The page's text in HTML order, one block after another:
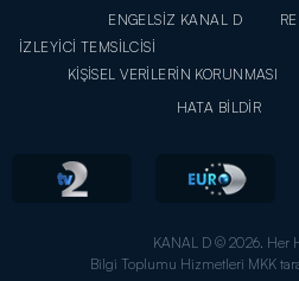
ENGELSİZ KANAL D
İZLEYİCİ TEMSİLCİSİ
KİŞİSEL VERİLERİN KORUNMASI
HATA BİLDİR
KANAL D © 2026. Her
Bilgi Toplumu Hizmetleri MKK